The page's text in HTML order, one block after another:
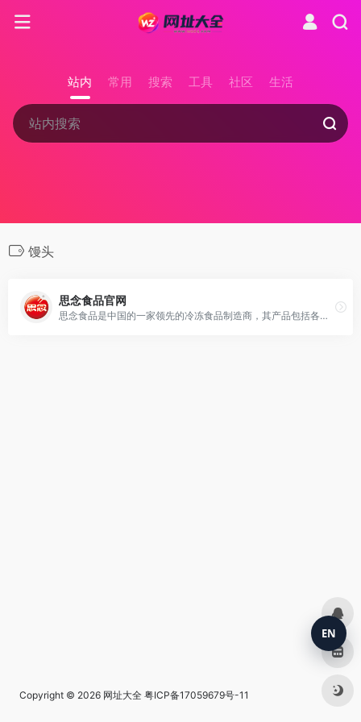
站内 常用 搜索 工具 社区 生活
馒头
思念食品官网
思念食品是中国的一家领先的冷冻食品制造商，其产品包括各种饺子、包子、馒头、汤圆等，以高质量和美味著称。
Copyright © 2026 网址大全 粤ICP备17059679号-11
EN